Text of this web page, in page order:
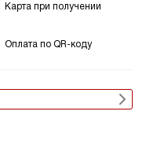
Карта при получении
Оплата по QR-коду